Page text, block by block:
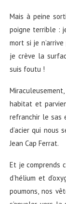
Mais à peine
poigne terrible :
mort si je
je crève la
suis foutu !
habitat et
refranchir le sas
d’acier qui nous
Jean Cap Ferrat.
Et je comprends
d’hélium et
poumons, nos